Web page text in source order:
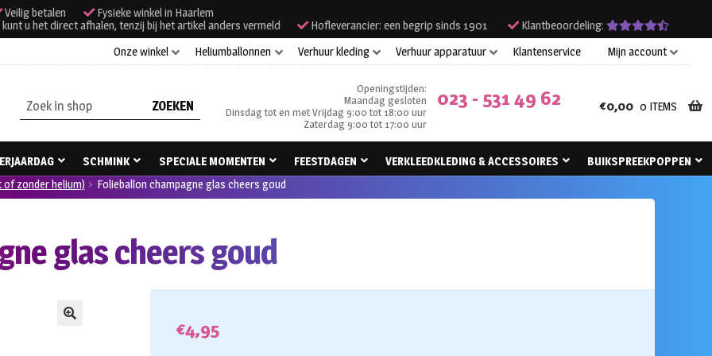
Veilig betalen
Fysieke winkel in Haarlem
u het direct afhalen, tenzij bij het artikel anders vermeld
Hofleverancier: een begrip sinds 1901
Klantbeoordeling:
Onze winkel
Heliumballonnen Verhuur kleding Verhuur apparatuur Klantenservice Mijn account
Zoeken
naar:
Openingstijden:
Maandag gesloten
Dinsdag tot en met Vrijdag 9:00 tot 18:00 uur
Zaterdag 9:00 tot 17:00 uur
023 - 531 49 62 €0,00 0 ITEMS
SCHMINK SPECIALE MOMENTEN FEESTDAGEN VERKLEEDKLEDING & ACCESSOIRES
BUIKSPREEKPOPPEN
of zonder helium) Folieballon champagne glas cheers goud
glas cheers goud
€4,95